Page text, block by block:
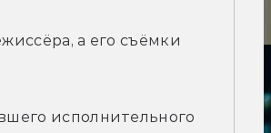
а его съёмки
исполнительного